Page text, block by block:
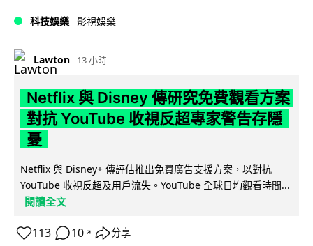
科技娛樂 影視娛樂
Lawton 13 小時
Netflix 與 Disney 傳研究免費觀看方案
對抗 YouTube 收視反超專家警告存隱
憂
Netflix 與 Disney+ 傳評估推出免費廣告支援方案，以對抗
YouTube 收視反超及用戶流失。YouTube 全球日均觀看時間...
閱讀全文
113 10 ↗ 分享